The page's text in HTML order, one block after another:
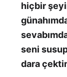
hiçbir
seni
dara